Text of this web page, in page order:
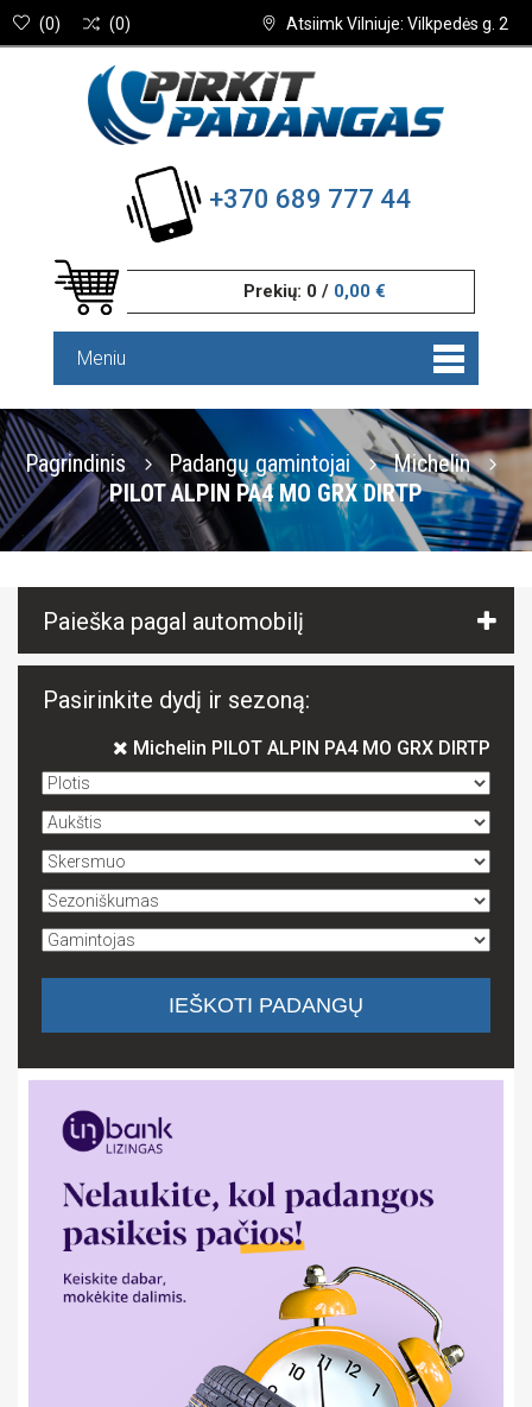
Atsiimk Vilniuje: Vilkpedės g. 2
(0) (0)
+370 689 777 44
Prekių: 0 / 0,00 €
Meniu
Pagrindinis Padangų gamintojai
Michelin
PILOT ALPIN PA4 MO GRX DIRTP
Paieška pagal automobilį
Pasirinkite dydį ir sezoną:
Michelin PILOT ALPIN PA4 MO GRX DIRTP